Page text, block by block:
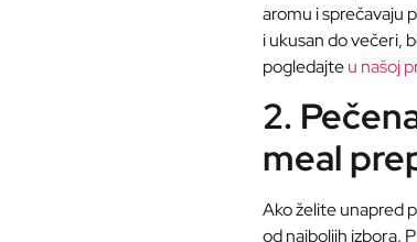
aromu i sprečavaju
i ukusan do večeri,
pogledajteu našoj
2.
meal
Ako želite unapred
od najboljih izbora.